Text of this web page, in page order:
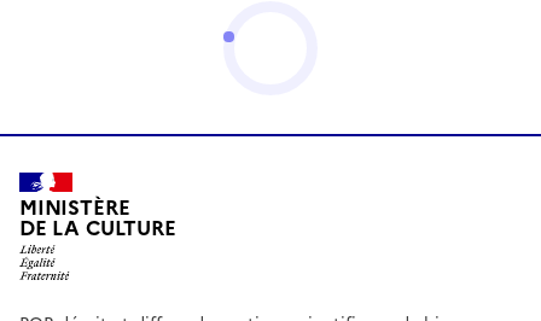
MINISTÈRE
DE LA CULTURE